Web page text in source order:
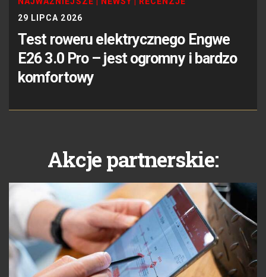
29 LIPCA 2026
Test roweru elektrycznego Engwe
E26 3.0 Pro – jest ogromny i bardzo
komfortowy
Akcje partnerskie: